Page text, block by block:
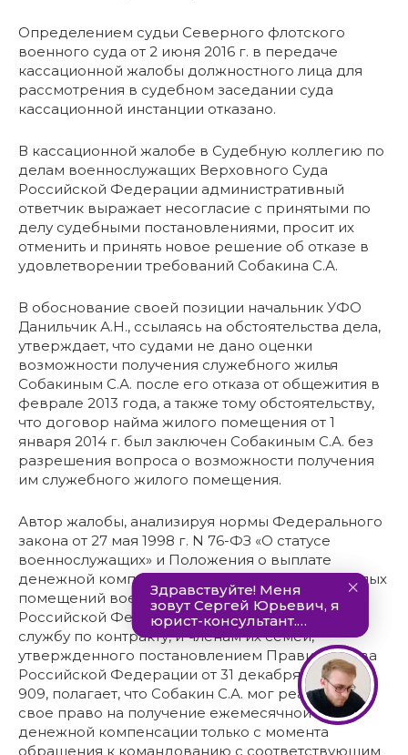
Определением судьи Северного флотского
военного суда от 2 июня 2016 г. в передаче
кассационной жалобы должностного лица для
рассмотрения в судебном заседании суда
кассационной инстанции отказано.
В кассационной жалобе в Судебную коллегию по
делам военнослужащих Верховного Суда
Российской Федерации административный
ответчик выражает несогласие с принятыми по
делу судебными постановлениями, просит их
отменить и принять новое решение об отказе в
удовлетворении требований Собакина С.А.
В обоснование своей позиции начальник УФО
Данильчик А.Н., ссылаясь на обстоятельства дела,
утверждает, что судами не дано оценки
возможности получения служебного жилья
Собакиным С.А. после его отказа от общежития в
феврале 2013 года, а также тому обстоятельству,
что договор найма жилого помещения от 1
января 2014 г. был заключен Собакиным С.А. без
разрешения вопроса о возможности получения
им служебного жилого помещения.
Автор жалобы, анализируя нормы Федерального
закона от 27 мая 1998 г. N 76-ФЗ «О статусе
военнослужащих» и Положения о выплате
денежной компенсации за наем (поднаем) жилых
помещений военнослужащим — гражданам
Российской Федерации, проходящим военную
службу по контракту, и членам их семей,
утвержденного постановлением Правительства
Российской Федерации от 31 декабря 2004 г. N
909, полагает, что Собакин С.А. мог реализовать
свое право на получение ежемесячной
денежной компенсации только с момента
обращения к командованию с соответствующим